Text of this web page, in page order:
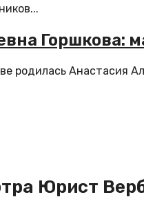
Горшкова:
родилась Анастасия
Юрист